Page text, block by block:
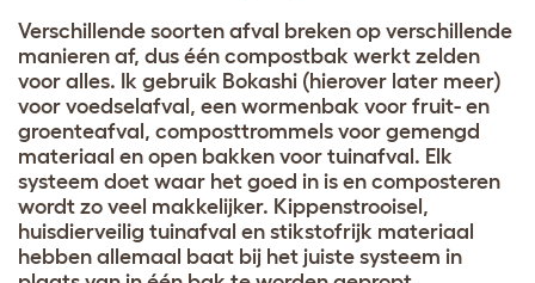
Verschillende soorten afval breken op verschillende
manieren af, dus één compostbak werkt zelden
voor alles. Ik gebruik Bokashi (hierover later meer)
voor voedselafval, een wormenbak voor fruit- en
groenteafval, composttrommels voor gemengd
materiaal en open bakken voor tuinafval. Elk
systeem doet waar het goed in is en composteren
wordt zo veel makkelijker. Kippenstrooisel,
huisdierveilig tuinafval en stikstofrijk materiaal
hebben allemaal baat bij het juiste systeem in